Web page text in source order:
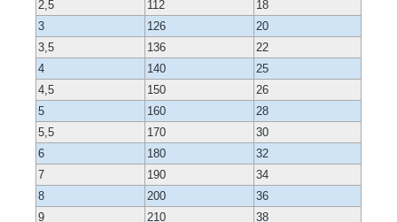
2,5
112
18
3
126
20
3,5
136
22
4
140
25
4,5
150
26
5
160
28
5,5
170
30
6
180
32
7
190
34
8
200
36
9
210
38